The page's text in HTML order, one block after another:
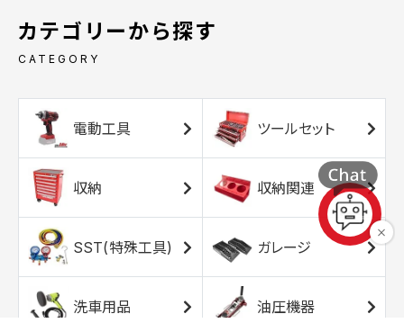
カテゴリーから探す
CATEGORY
電動工具 ツールセット
収納 収納関連
SST(特殊工具) ガレージ
洗車用品 油圧機器